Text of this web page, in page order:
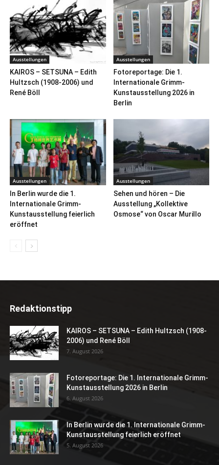
Ausstellungen
KAIROS – SETSUNA – Edith
Hultzsch (1908-2006) und
René Böll
Ausstellungen
Fotoreportage: Die 1.
Internationale Grimm-
Kunstausstellung 2026 in
Berlin
Ausstellungen
In Berlin wurde die 1.
Internationale Grimm-
Kunstausstellung feierlich
eröffnet
Ausstellungen
Sehen und hören – Die
Ausstellung „Kollektive
Osmose“ von Oscar Murillo
Redaktionstipp
KAIROS – SETSUNA – Edith Hultzsch (1908-
2006) und René Böll
7. August 2026
Fotoreportage: Die 1. Internationale Grimm-
Kunstausstellung 2026 in Berlin
6. August 2026
In Berlin wurde die 1. Internationale Grimm-
Kunstausstellung feierlich eröffnet
5. August 2026